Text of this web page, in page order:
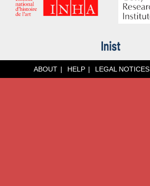
ABOUT HELP LEGAL NOTICES